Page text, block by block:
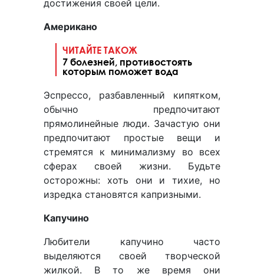
достижения своей цели.
Американо
ЧИТАЙТЕ ТАКОЖ
7 болезней, противостоять
которым поможет вода
Эспрессо, разбавленный кипятком,
обычно предпочитают
прямолинейные люди. Зачастую они
предпочитают простые вещи и
стремятся к минимализму во всех
сферах своей жизни. Будьте
осторожны: хоть они и тихие, но
изредка становятся капризными.
Капучино
Любители капучино часто
выделяются своей творческой
жилкой. В то же время они